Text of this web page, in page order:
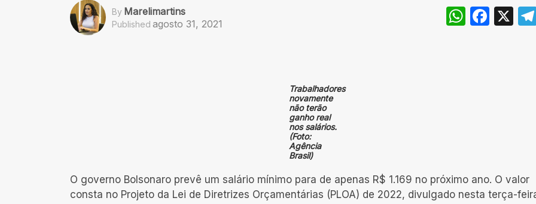
By Marelimartins
Published agosto 31, 2021 X
Trabalhadores
novamente
não terão
ganho real
nos salários.
(Foto:
Agência
Brasil)
O governo Bolsonaro prevê um salário mínimo para de apenas R$ 1.169 no próximo ano. O valor
consta no Projeto da Lei de Diretrizes Orçamentárias (PLOA) de 2022, divulgado nesta terça-